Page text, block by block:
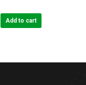
Add to cart